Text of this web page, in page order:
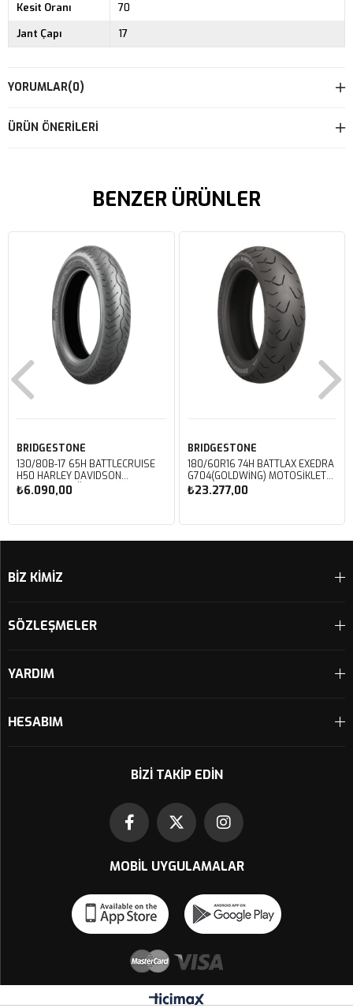
Kesit Oranı
70
Jant Çapı
17
YORUMLAR(0)
ÜRÜN ÖNERILERI
BENZER ÜRÜNLER
BRIDGESTONE
130/80B-17 65H BATTLECRUISE
H50 HARLEY DAVIDSON
MOTOSIKLET ÖN LASTIĞI (2023)
₺6.090,00
BRIDGESTONE
180/60R16 74H BATTLAX EXEDRA
G704(GOLDWING) MOTOSIKLET
ARKA LASTIĞI (2025)
₺23.277,00
BİZ KİMİZ
SÖZLEŞMELER
YARDIM
HESABIM
BIZI TAKIP EDIN
MOBIL UYGULAMALAR